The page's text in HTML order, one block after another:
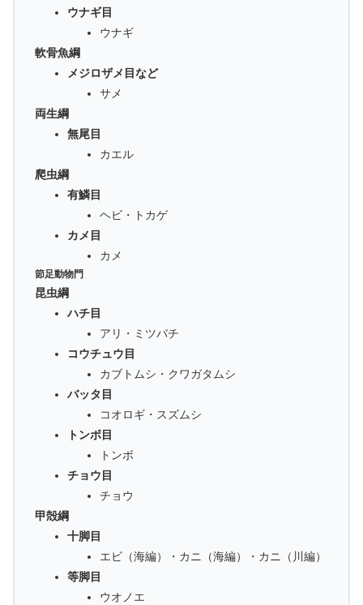
ウナギ目
ウナギ
軟骨魚綱
メジロザメ目など
サメ
両生綱
無尾目
カエル
爬虫綱
有鱗目
ヘビ・トカゲ
カメ目
カメ
節足動物門
昆虫綱
ハチ目
アリ・ミツバチ
コウチュウ目
カブトムシ・クワガタムシ
バッタ目
コオロギ・スズムシ
トンボ目
トンボ
チョウ目
チョウ
甲殻綱
十脚目
エビ（海編）・カニ（海編）・カニ（川編）
等脚目
ウオノエ